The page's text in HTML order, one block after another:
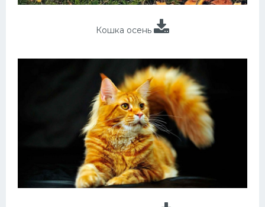
Кошка осень